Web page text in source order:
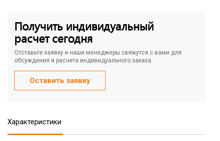
Получить индивидуальный
расчет сегодня
Отставьте заявку и наши менеджеры свяжутся с вами для
обсуждения и расчета индивидуального заказа
Оставить заявку
Характеристики